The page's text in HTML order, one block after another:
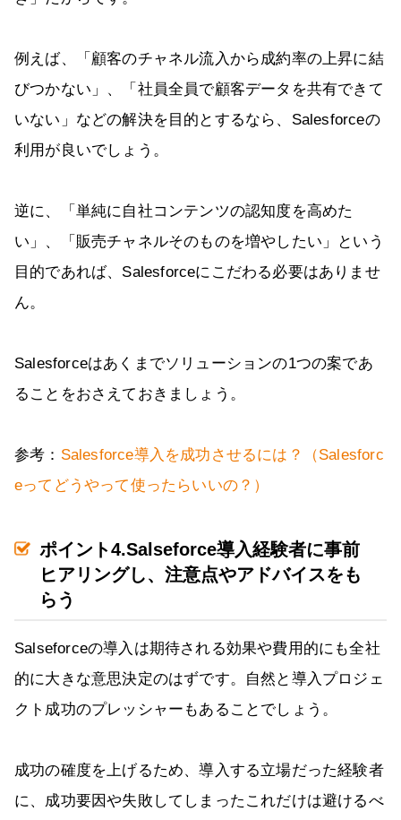
例えば、「顧客のチャネル流入から成約率の上昇に結
びつかない」、「社員全員で顧客データを共有できて
いない」などの解決を目的とするなら、Salesforceの
利用が良いでしょう。
逆に、「単純に自社コンテンツの認知度を高めた
い」、「販売チャネルそのものを増やしたい」という
目的であれば、Salesforceにこだわる必要はありませ
ん。
Salesforceはあくまでソリューションの1つの案であ
ることをおさえておきましょう。
参考： Salesforce導入を成功させるには？（Salesforc
eってどうやって使ったらいいの？）
ポイント4.Salseforce導入経験者に事前
ヒアリングし、注意点やアドバイスをも
らう
Salseforceの導入は期待される効果や費用的にも全社
的に大きな意思決定のはずです。自然と導入プロジェ
クト成功のプレッシャーもあることでしょう。
成功の確度を上げるため、導入する立場だった経験者
に、成功要因や失敗してしまったこれだけは避けるべ